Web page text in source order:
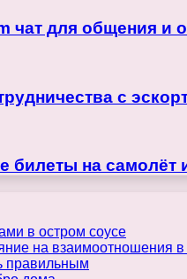
чат для общения и
с
билеты на самолёт